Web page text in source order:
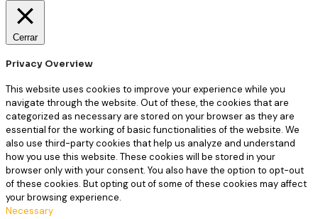
Cerrar
Privacy Overview
This website uses cookies to improve your experience while you
navigate through the website. Out of these, the cookies that are
categorized as necessary are stored on your browser as they are
essential for the working of basic functionalities of the website. We
also use third-party cookies that help us analyze and understand
how you use this website. These cookies will be stored in your
browser only with your consent. You also have the option to opt-out
of these cookies. But opting out of some of these cookies may affect
your browsing experience.
Necessary